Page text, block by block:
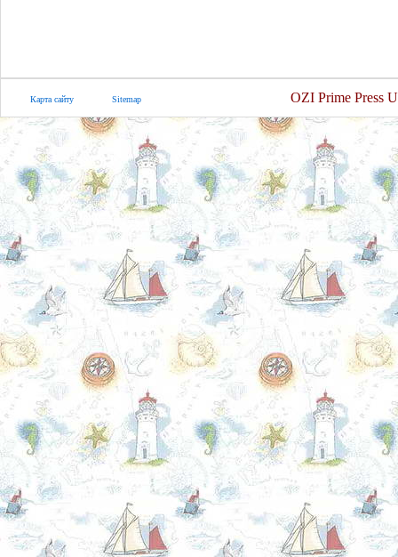
Карта сайту Sitemap OZI Prime Press